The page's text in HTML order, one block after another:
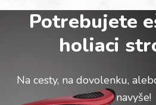
Potrebujete
holiaci
Na cesty, na dovolenku,
navyše!